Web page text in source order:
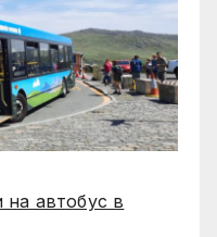
на автобус в